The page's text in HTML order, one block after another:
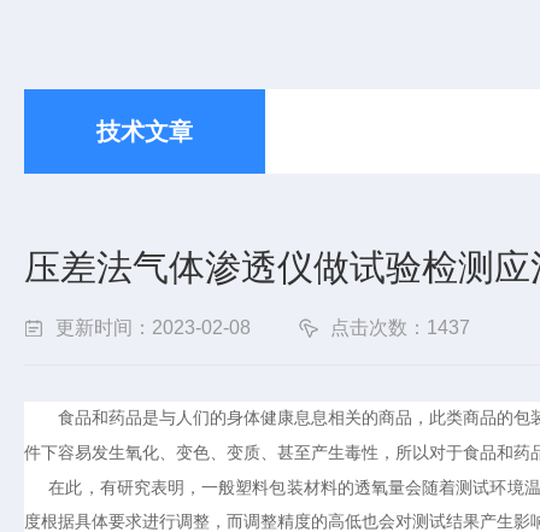
技术文章
压差法气体渗透仪做试验检测
更新时间：2023-02-08 点击次数：1437
食品和药品是与人们的身体健康息息相关的商品，此类商品的
件下容易发生氧化、变色、变质、甚至产生毒性，所以对于食品和
在此，有研究表明，一般塑料包装材料的透氧量会随着测试环境
度根据具体要求进行调整，而调整精度的高低也会对测试结果产生影